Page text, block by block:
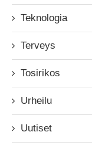
Teknologia
Terveys
Tosirikos
Urheilu
Uutiset